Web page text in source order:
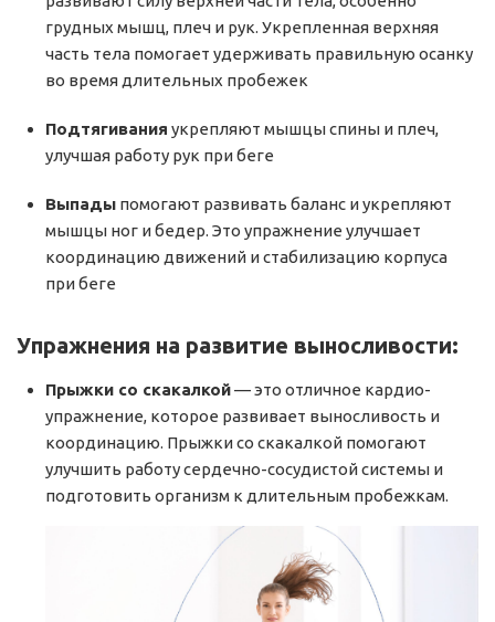
грудных мышц, плеч и рук. Укрепленная верхняя
часть тела помогает удерживать правильную осанку
во время длительных пробежек
Подтягивания укрепляют мышцы спины и плеч,
улучшая работу рук при беге
Выпады помогают развивать баланс и укрепляют
мышцы ног и бедер. Это упражнение улучшает
координацию движений и стабилизацию корпуса
при беге
Упражнения на развитие выносливости:
Прыжки со скакалкой— это отличное кардио-
упражнение, которое развивает выносливость и
координацию. Прыжки со скакалкой помогают
улучшить работу сердечно-сосудистой системы и
подготовить организм к длительным пробежкам.